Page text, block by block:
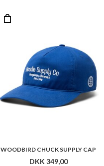
WOODBIRD CHUCK SUPPLY CAP
DKK 349,00